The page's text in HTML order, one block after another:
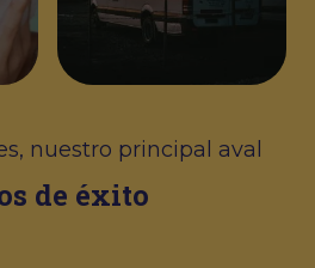
nuestro principal aval
de éxito